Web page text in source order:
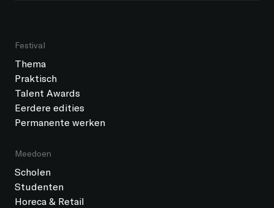
Festival
Thema
Praktisch
Talent Awards
Eerdere edities
Permanente werken
Meedoen
Scholen
Studenten
Horeca & Retail